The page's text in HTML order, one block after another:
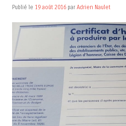
Publié le 19 août 2016 par Adrien Naulet